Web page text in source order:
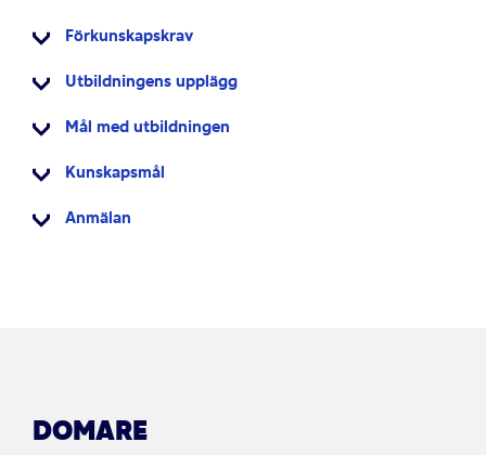
Förkunskapskrav
Utbildningens upplägg
Mål med utbildningen
Kunskapsmål
Anmälan
DOMARE